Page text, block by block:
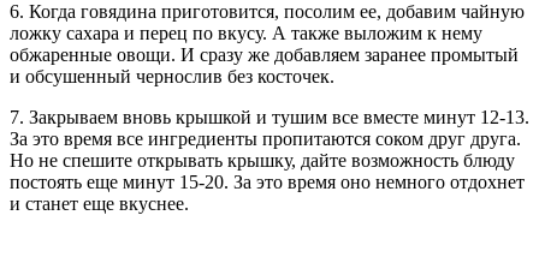
6. Когда говядина приготовится, посолим ее, добавим чайную
ложку сахара и перец по вкусу. А также выложим к нему
обжаренные овощи. И сразу же добавляем заранее промытый
и обсушенный чернослив без косточек.
7. Закрываем вновь крышкой и тушим все вместе минут 12-13.
За это время все ингредиенты пропитаются соком друг друга.
Но не спешите открывать крышку, дайте возможность блюду
постоять еще минут 15-20. За это время оно немного отдохнет
и станет еще вкуснее.